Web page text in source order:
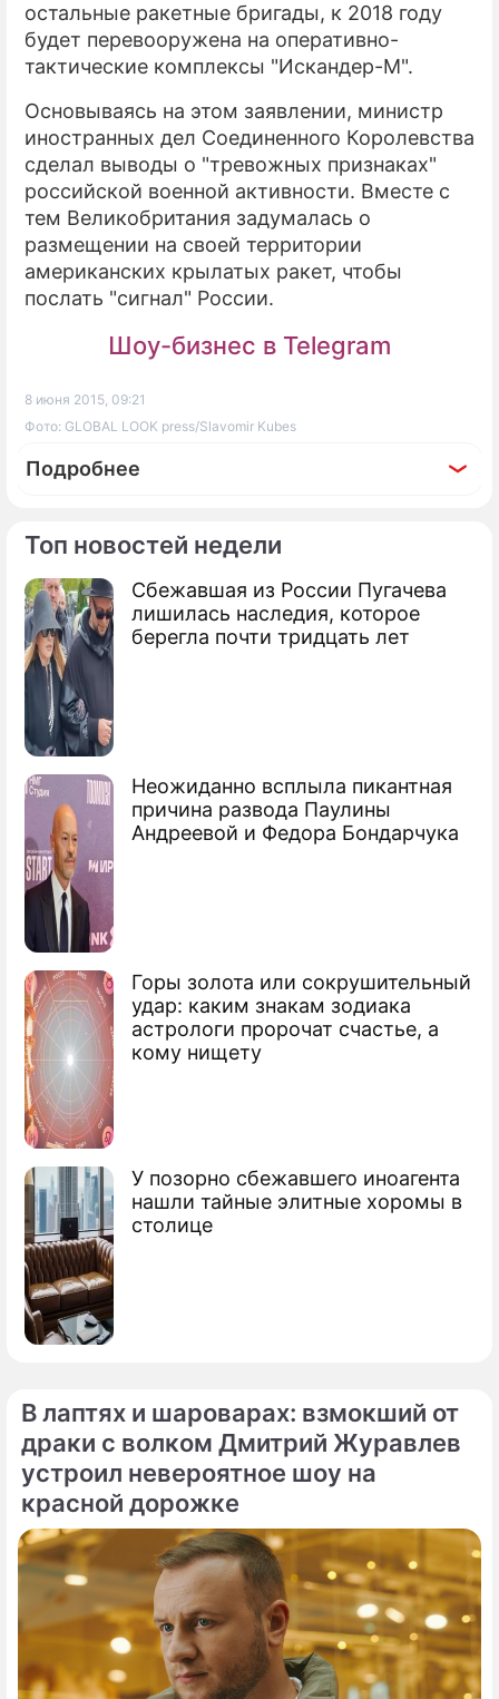
Топ новостей недели
Сбежавшая из России Пугачева
лишилась наследия, которое
берегла почти тридцать лет
Неожиданно всплыла пикантная
причина развода Паулины
Андреевой и Федора Бондарчука
Горы золота или сокрушительный
удар: каким знакам зодиака
астрологи пророчат счастье, а
кому нищету
У позорно сбежавшего иноагента
нашли тайные элитные хоромы в
столице
остальные ракетные бригады, к 2018 году
будет перевооружена на оперативно-
тактические комплексы "Искандер-М".
Основываясь на этом заявлении, министр
иностранных дел Соединенного Королевства
сделал выводы о "тревожных признаках"
российской военной активности. Вместе с
тем Великобритания задумалась о
размещении на своей территории
американских крылатых ракет, чтобы
послать "сигнал" России.
Шоу-бизнес в Telegram
8 июня 2015, 09:21
Фото: GLOBAL LOOK press/Slavomir Kubes
Подробнее
По теме
Продолжение: Ту-95 загорелся
Россия пригрозила ответить США
"Искандерами"
США из Европы нацелят ракеты на
Россию
Новейшее оружие США бессильно
США попытаются усилить давление на
Россию
Сюжеты
Оружие
В лаптях и шароварах: взмокший от
драки с волком Дмитрий Журавлев
устроил невероятное шоу на
красной дорожке